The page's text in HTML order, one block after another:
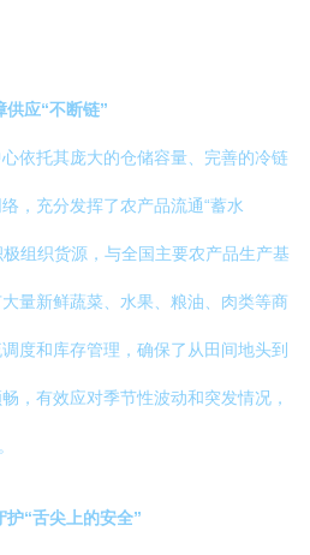
应“不断链”
依托其庞大的仓储容量、完善的冷链
，充分发挥了农产品流通“蓄水
极组织货源，与全国主要农产品生产基
量新鲜蔬菜、水果、粮油、肉类等商
度和库存管理，确保了从田间地头到
，有效应对季节性波动和突发情况，
“舌尖上的安全”